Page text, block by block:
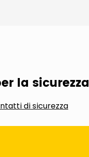
la sicurezza
di sicurezza